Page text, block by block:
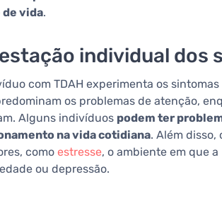
de vida.
individual dos
com TDAH experimenta os
os problemas de atenção,
Alguns indivíduos podem ter
na vida cotidiana. Além disso,
como estresse, o ambiente em que
ou depressão.